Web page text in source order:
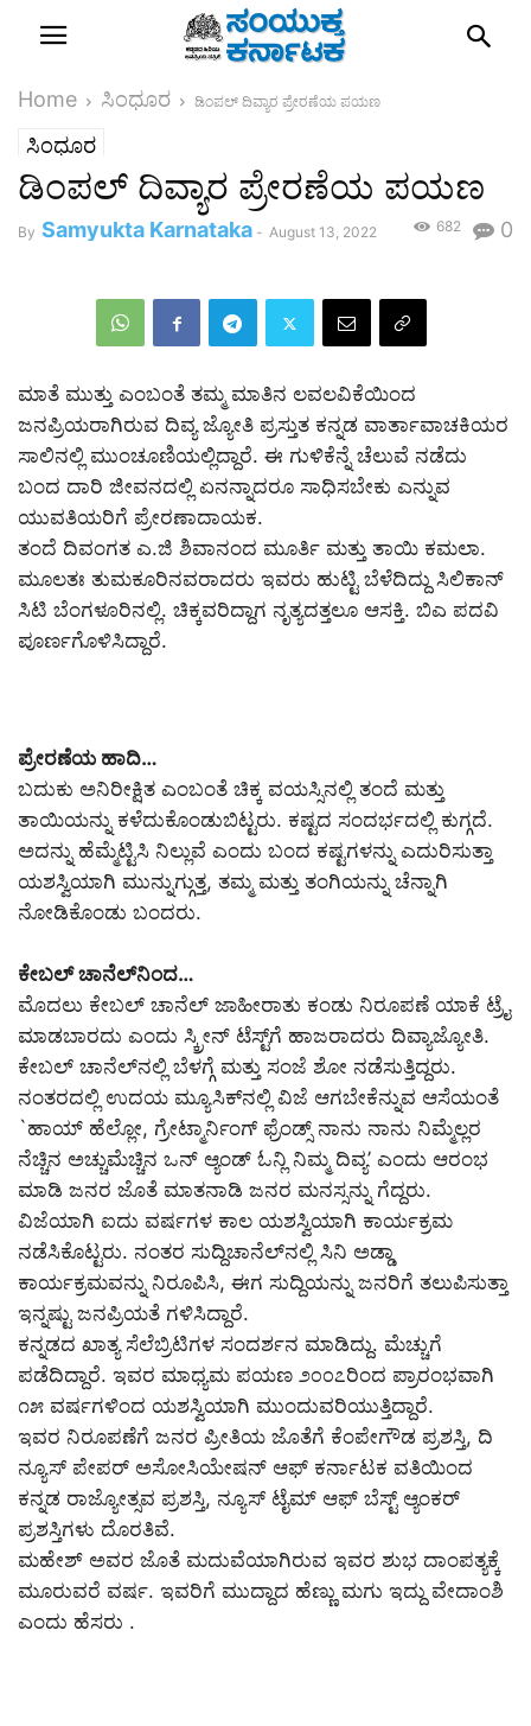
Home ಸಿಂಧೂರ ಡಿಂಪಲ್ ದಿವ್ಯಾರ ಪ್ರೇರಣೆಯ ಪಯಣ
ಸಿಂಧೂರ
ಡಿಂಪಲ್ ದಿವ್ಯಾರ ಪ್ರೇರಣೆಯ ಪಯಣ
By Samyukta Karnataka - August 13, 2022 0
682
ಮಾತೆ ಮುತ್ತು ಎಂಬಂತೆ ತಮ್ಮ ಮಾತಿನ ಲವಲವಿಕೆಯಿಂದ
ಜನಪ್ರಿಯರಾಗಿರುವ ದಿವ್ಯ ಜ್ಯೋತಿ ಪ್ರಸ್ತುತ ಕನ್ನಡ ವಾರ್ತಾವಾಚಕಿಯರ
ಸಾಲಿನಲ್ಲಿ ಮುಂಚೂಣಿಯಲ್ಲಿದ್ದಾರೆ. ಈ ಗುಳಿಕೆನ್ನೆ ಚೆಲುವೆ ನಡೆದು
ಬಂದ ದಾರಿ ಜೀವನದಲ್ಲಿ ಏನನ್ನಾದರೂ ಸಾಧಿಸಬೇಕು ಎನ್ನುವ
ಯುವತಿಯರಿಗೆ ಪ್ರೇರಣಾದಾಯಕ.
ತಂದೆ ದಿವಂಗತ ಎ.ಜಿ ಶಿವಾನಂದ ಮೂರ್ತಿ ಮತ್ತು ತಾಯಿ ಕಮಲಾ.
ಮೂಲತಃ ತುಮಕೂರಿನವರಾದರು ಇವರು ಹುಟ್ಟಿ ಬೆಳೆದಿದ್ದು ಸಿಲಿಕಾನ್
ಸಿಟಿ ಬೆಂಗಳೂರಿನಲ್ಲಿ. ಚಿಕ್ಕವರಿದ್ದಾಗ ನೃತ್ಯದತ್ತಲೂ ಆಸಕ್ತಿ. ಬಿಎ ಪದವಿ
ಪೂರ್ಣಗೊಳಿಸಿದ್ದಾರೆ.
ಪ್ರೇರಣೆಯ ಹಾದಿ…
ಬದುಕು ಅನಿರೀಕ್ಷಿತ ಎಂಬಂತೆ ಚಿಕ್ಕ ವಯಸ್ಸಿನಲ್ಲಿ ತಂದೆ ಮತ್ತು
ತಾಯಿಯನ್ನು ಕಳೆದುಕೊಂಡುಬಿಟ್ಟರು. ಕಷ್ಟದ ಸಂದರ್ಭದಲ್ಲಿ ಕುಗ್ಗದೆ.
ಅದನ್ನು ಹೆಮ್ಮೆಟ್ಟಿಸಿ ನಿಲ್ಲುವೆ ಎಂದು ಬಂದ ಕಷ್ಟಗಳನ್ನು ಎದುರಿಸುತ್ತಾ
ಯಶಸ್ವಿಯಾಗಿ ಮುನ್ನುಗ್ಗುತ್ತ, ತಮ್ಮ ಮತ್ತು ತಂಗಿಯನ್ನು ಚೆನ್ನಾಗಿ
ನೋಡಿಕೊಂಡು ಬಂದರು.
ಕೇಬಲ್ ಚಾನೆಲ್‌ನಿಂದ…
ಮೊದಲು ಕೇಬಲ್ ಚಾನೆಲ್ ಜಾಹೀರಾತು ಕಂಡು ನಿರೂಪಣೆ ಯಾಕೆ ಟ್ರೈ
ಮಾಡಬಾರದು ಎಂದು ಸ್ಕ್ರೀನ್ ಟೆಸ್ಟ್‌ಗೆ ಹಾಜರಾದರು ದಿವ್ಯಾಜ್ಯೋತಿ.
ಕೇಬಲ್ ಚಾನೆಲ್‌ನಲ್ಲಿ ಬೆಳಗ್ಗೆ ಮತ್ತು ಸಂಜೆ ಶೋ ನಡೆಸುತ್ತಿದ್ದರು.
ನಂತರದಲ್ಲಿ ಉದಯ ಮ್ಯೂಸಿಕ್‌ನಲ್ಲಿ ವಿಜೆ ಆಗಬೇಕೆನ್ನುವ ಆಸೆಯಂತೆ
`ಹಾಯ್ ಹೆಲ್ಲೋ, ಗ್ರೇಟ್ಮಾರ್ನಿಂಗ್ ಫ್ರೆಂಡ್ಸ್ ನಾನು ನಾನು ನಿಮ್ಮೆಲ್ಲರ
ನೆಚ್ಚಿನ ಅಚ್ಚುಮೆಚ್ಚಿನ ಒನ್ ಆ್ಯಂಡ್ ಓನ್ಲಿ ನಿಮ್ಮ ದಿವ್ಯ’ ಎಂದು ಆರಂಭ
ಮಾಡಿ ಜನರ ಜೊತೆ ಮಾತನಾಡಿ ಜನರ ಮನಸ್ಸನ್ನು ಗೆದ್ದರು.
ವಿಜೆಯಾಗಿ ಐದು ವರ್ಷಗಳ ಕಾಲ ಯಶಸ್ವಿಯಾಗಿ ಕಾರ್ಯಕ್ರಮ
ನಡೆಸಿಕೊಟ್ಟರು. ನಂತರ ಸುದ್ದಿಚಾನೆಲ್‌ನಲ್ಲಿ ಸಿನಿ ಅಡ್ಡಾ
ಕಾರ್ಯಕ್ರಮವನ್ನು ನಿರೂಪಿಸಿ, ಈಗ ಸುದ್ದಿಯನ್ನು ಜನರಿಗೆ ತಲುಪಿಸುತ್ತಾ
ಇನ್ನಷ್ಟು ಜನಪ್ರಿಯತೆ ಗಳಿಸಿದ್ದಾರೆ.
ಕನ್ನಡದ ಖಾತ್ಯ ಸೆಲೆಬ್ರಿಟಿಗಳ ಸಂದರ್ಶನ ಮಾಡಿದ್ದು. ಮೆಚ್ಚುಗೆ
ಪಡೆದಿದ್ದಾರೆ. ಇವರ ಮಾಧ್ಯಮ ಪಯಣ ೨೦೦೭ರಿಂದ ಪ್ರಾರಂಭವಾಗಿ
೧೫ ವರ್ಷಗಳಿಂದ ಯಶಸ್ವಿಯಾಗಿ ಮುಂದುವರಿಯುತ್ತಿದ್ದಾರೆ.
ಇವರ ನಿರೂಪಣೆಗೆ ಜನರ ಪ್ರೀತಿಯ ಜೊತೆಗೆ ಕೆಂಪೇಗೌಡ ಪ್ರಶಸ್ತಿ, ದಿ
ನ್ಯೂಸ್ ಪೇಪರ್ ಅಸೋಸಿಯೇಷನ್ ಆಫ್ ಕರ್ನಾಟಕ ವತಿಯಿಂದ
ಕನ್ನಡ ರಾಜ್ಯೋತ್ಸವ ಪ್ರಶಸ್ತಿ, ನ್ಯೂಸ್ ಟೈಮ್ ಆಫ್ ಬೆಸ್ಟ್ ಆ್ಯಂಕರ್
ಪ್ರಶಸ್ತಿಗಳು ದೊರತಿವೆ.
ಮಹೇಶ್ ಅವರ ಜೊತೆ ಮದುವೆಯಾಗಿರುವ ಇವರ ಶುಭ ದಾಂಪತ್ಯಕ್ಕೆ
ಮೂರುವರೆ ವರ್ಷ. ಇವರಿಗೆ ಮುದ್ದಾದ ಹೆಣ್ಣು ಮಗು ಇದ್ದು ವೇದಾಂಶಿ
ಎಂದು ಹೆಸರು .